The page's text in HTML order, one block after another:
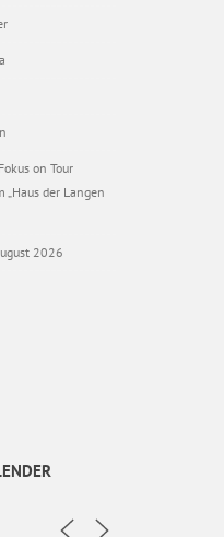
on Tour
der Langen
2026